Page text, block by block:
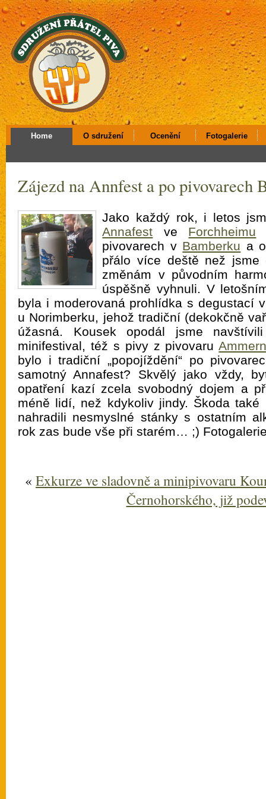
Home O sdružení Ocenění Fotogalerie
Zájezd na Annfest a po pivovarech
Jako každý rok, i letos
Annafest ve Forchheimu
pivovarech v Bamberku a
přálo více deště než jsme
změnám v původním
úspěšně vyhnuli. V
byla i moderovaná prohlídka s degustací
u Norimberku, jehož tradiční (dekokčně
úžasná. Kousek opodál jsme
minifestival, též s pivy z pivovaru
bylo i tradiční „popojíždění“ po
samotný Annafest? Skvělý jako vždy,
opatření kazí zcela svobodný dojem a
méně lidí, než kdykoliv jindy. Škoda také
nahradili nesmyslné stánky s ostatním
rok zas bude vše při starém… ;)
« Exkurze ve sladovně a minipivovaru
Černohorského, již